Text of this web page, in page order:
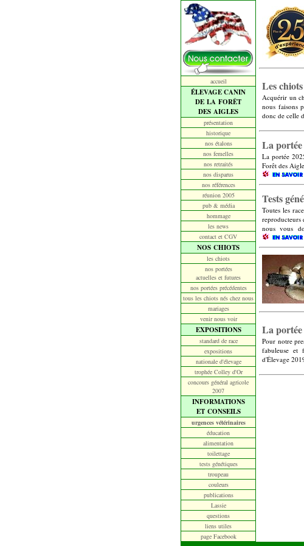
accueil
ÉLEVAGE CANIN
DE LA FORÊT
DES AIGLES
présentation
historique
nos étalons
nos femelles
nos retraités
nos disparus
nos références
réunion 2005
pub & média
hommage
les news
contact et CGV
NOS CHIOTS
les chiots
nos portées
actuelles et futures
nos portées précédentes
tous les chiots nés chez nous
mariages
venir nous voir
EXPOSITIONS
standard de race
expositions
nationale d'élevage
trophée Colley d'Or
concours général agricole
2007
INFORMATIONS
ET CONSEILS
urgences vétérinaires
éducation
alimentation
toilettage
tests génétiques
troupeau
couleurs
publications
Lassie
questions
liens utiles
page Facebook
Les chiots
Acquérir un
nous faisons
donc de celle
La
La portée
Forêt des
Tests
Toutes les
reproducteurs
nous vous
La
Pour notre
fabuleuse et
d'Élevage